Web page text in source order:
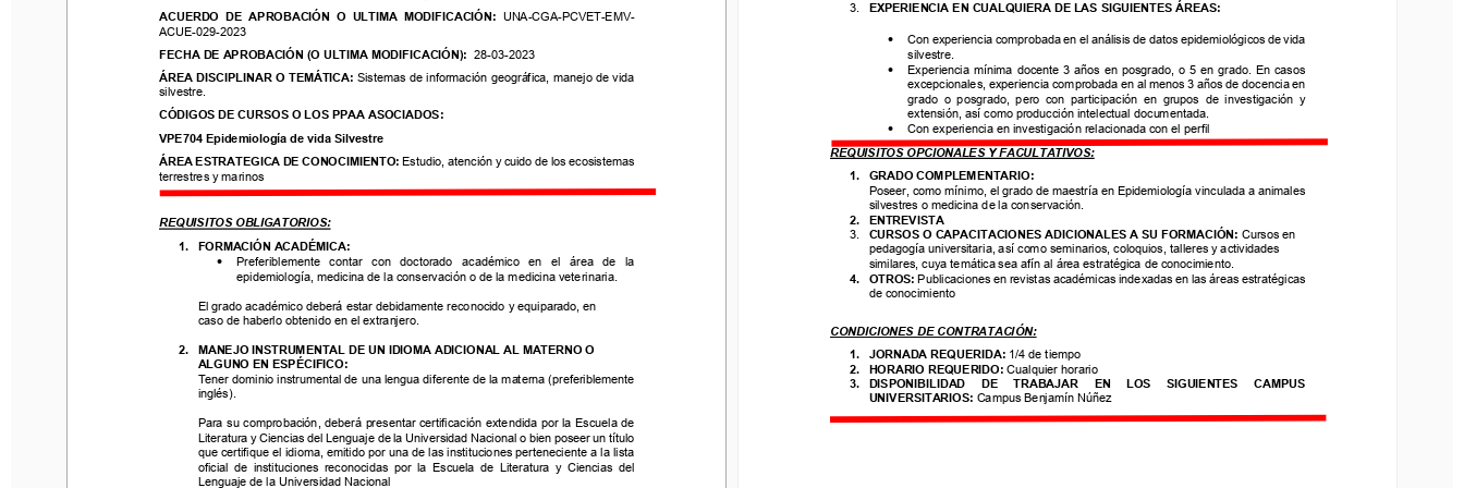
ACUERDO  DE  APROBACIÓN  O  ULTIMA  MODIFICACIÓN:
ACUE-029-2023
APROBACIÓN (O ULTIMA MODIFICACIÓN):
ÁREA DISCIPLINAR O TEMÁTICA:
silvestre.
ÁREA ESTRATEGICA DE CONOCIMIENT
terrestres y marinos
1.
FORMACIÓN ACADÉMICA:
•
Preferiblemente   contar   con   doctorado   académico   en   el   área   de   la
epidemiología, medicina de la conservación o de la medicina veterinaria.
El grado académico deberá estar debidamente reconocido y equiparado, en
caso de haberlo obtenido en el
extranjero.
MANEJO INSTRUMENTAL DE UN IDIOMA ADICIONAL AL MATERNO O
ALGUNO EN ESPÉCIFICO:
Tener dominio instrumental de una lengua diferente de la materna (preferiblemente
inglés).
Para su comprobación, deberá presentar certificación extendida por la Escuela de
que certifique el idioma, emitido por una de las instituciones perteneciente a la lista
oficial  de  instituciones  reconocidas  por  la Escuela  de  Literatura  y  Ciencias  del
Lenguaje de la Universidad Nacional
ACUERDO  DE  APROBACIÓN  O  ULTIMA  MODIFICACIÓN: UNA-CGA-PCVET -EMV-
ACUE-029-2023
FECHA DE APROBACIÓN (O ULTIMA MODIFICACIÓN): 28-03-2023
ÁREA DISCIPLINAR O TEMÁTICA: Sistemas de información geográfica, manejo de vida
silvestre.
CÓDIGOS DE CURSOS O LOS PPAA ASOCIADOS:
VPE704 Epidemiología de vida Silvestre
ÁREA ESTRATEGICA DE CONOCIMIENTO: Estudio, atención y cuido de los ecosistemas
terrestres y marinos
REQUISITOS OBLIGATORIOS:
1.
FO RMACIÓN ACADÉMICA:
•
Preferiblemente   contar   con   doctorado   académico   en   el   área   de   la
epidemiología, medicina de la conservación o de la medicina veterinaria.
El grado académico deberá estar debidamente reconocido y equiparado, en
caso de haberlo obtenido en el extranjero.
2.
MANEJO INSTRUMENTAL DE UN IDIOMA ADICIONAL AL MATERNO O
ALGUNO EN ESPÉCIFICO:
Tener dominio instrumental de una lengua diferente de la materna (preferiblemente
inglés).
Para su comprobación, deberá presentar certificación extendida por la Escuela de
Literatura y Ciencias del Lenguaje de la Universidad Nacional o bien poseer un título
que certifique el idioma, emitido por una de las instituciones perteneciente a la lista
oficial  de  instituciones  reconocidas  por  la
Escuela  de  Literatura  y  Ciencias  del
Lenguaje de la Universidad Naciona
silvestre.
Experiencia  mínima  docente  3  años  en  posgrado,  o  5  en  grado.  En  casos
excepcionales, experiencia comprobada en al menos 3 años de docencia en
grado  o  posgrado,  pero  con  participación  en  grupos  de  investigación  y
extensión, así como producción intelectual documentada.
Con experiencia en investigación relacionada con el perfil
REQUISITOS OPCIONALES Y FACULTATIVOS:
1.
GRADO COMPLEMENTARIO:
Poseer, como mínimo, el grado de maestría en Epidemiología vinculada a animales
silvestres o medicina de la conservación.
ENTREVISTA
3.
CURSOS O CAPACITACIONES ADICIONALES A SU FORMACIÓN:
pedagogía universitaria, así como seminarios, coloquios, talleres y actividades
similares, cuya temática sea afín al área estratégica de conocimiento.
OTROS: Publicaciones en revistas académicas indexadas en las áreas estratégicas
de conocimiento
1.
JORNADA REQUERIDA: 1/4 de tiempo
2.
HORARIO REQUERIDO: Cualquier horario
3.
DISPONIBILIDAD     DE     TRABAJAR     EN     LOS     SIGUIENTES     CAMPUS
UNIVERSITARIOS: Campus Benjamín Núñez
3. EXPERIENCIA EN CUALQUIERA DE LAS SIGUIENTES ÁREAS:
•
Con experiencia comprobada en el análisis de datos epidemiológicos de vida
silvestre.
•
Experiencia  mínima  docente  3  años  en  posgrado,  o  5  en  grado.  En  casos
excepcionales, experiencia comprobada en al menos 3 años de docencia en
grado  o  posgrado,  pero  con  participación  en  grupos  de  investigación  y
extensión, así como producción intelectual documentada.
•
Con experiencia en investigación relacionada con el perfil
REQUISITOS OPCIONALES Y FACULTATIVOS:
1.
GRADO COMPLEMENTARIO:
Poseer, como mínimo, el grado de maestría en Epidemiología vinculada a animales
silvestres o medicina de la conservación.
2.
ENTREVISTA
3.
CURSOS O CAPACITACIONES ADICIONALES A SU FORMACIÓN: Cursos en
pedagogía universitaria, así como seminarios, coloquios, talleres y actividades
similares, cuya temática sea afín al área estratégica de conocimiento.
4.
OTROS: Publicaciones en revistas académicas indexadas en las áreas estratégicas
de conocimiento
CONDICIONES DE CONTRATACIÓN:
1.
JORNADA REQUERIDA: 1/4 de tiempo
2.
HORARIO REQUERIDO: Cualquier horario
3.
DISPONIBILIDAD     DE     TRABAJAR     EN     LOS     SIGUIENTES     CAMPUS
UNIVERSITARIOS: Campus Benjamín Núñez